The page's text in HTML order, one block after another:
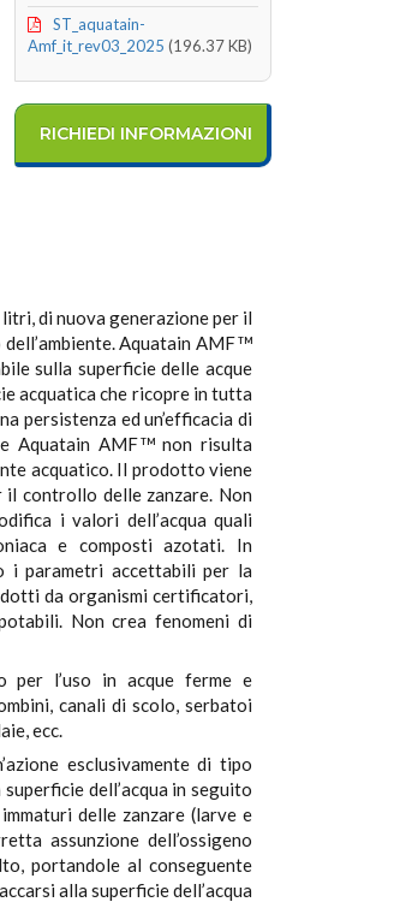
ST_aquatain-
Amf_it_rev03_2025 (196.37 KB)
RICHIEDI INFORMAZIONI
di nuova generazione per il
Aquatain AMF TM
sulla superficie delle acque
acquatica che ricopre in tutta
persistenza ed un’efficacia di
Aquatain AMF TMnon risulta
acquatico. Il prodotto viene
controllo delle zanzare. Non
i valori dell’acqua quali
e composti azotati. In
parametri accettabili per la
da organismi certificatori,
Non crea fenomeni di
per l’uso in acque ferme e
canali di scolo, serbatoi
ecc.
esclusivamente di tipo
dell’acqua in seguito
delle zanzare (larve e
assunzione dell’ossigeno
portandole al conseguente
alla superficie dell’acqua